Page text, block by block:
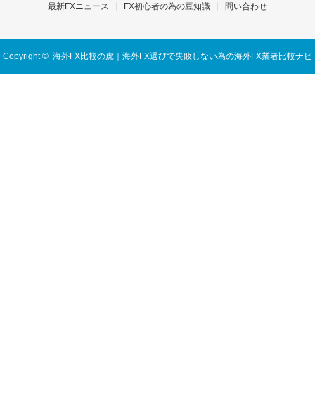
最新FXニュース
FX初心者の為の豆知識 問い合わせ
Copyright © 海外FX比較の虎｜海外FX選びで失敗しない為の海外FX業者比較ナビ